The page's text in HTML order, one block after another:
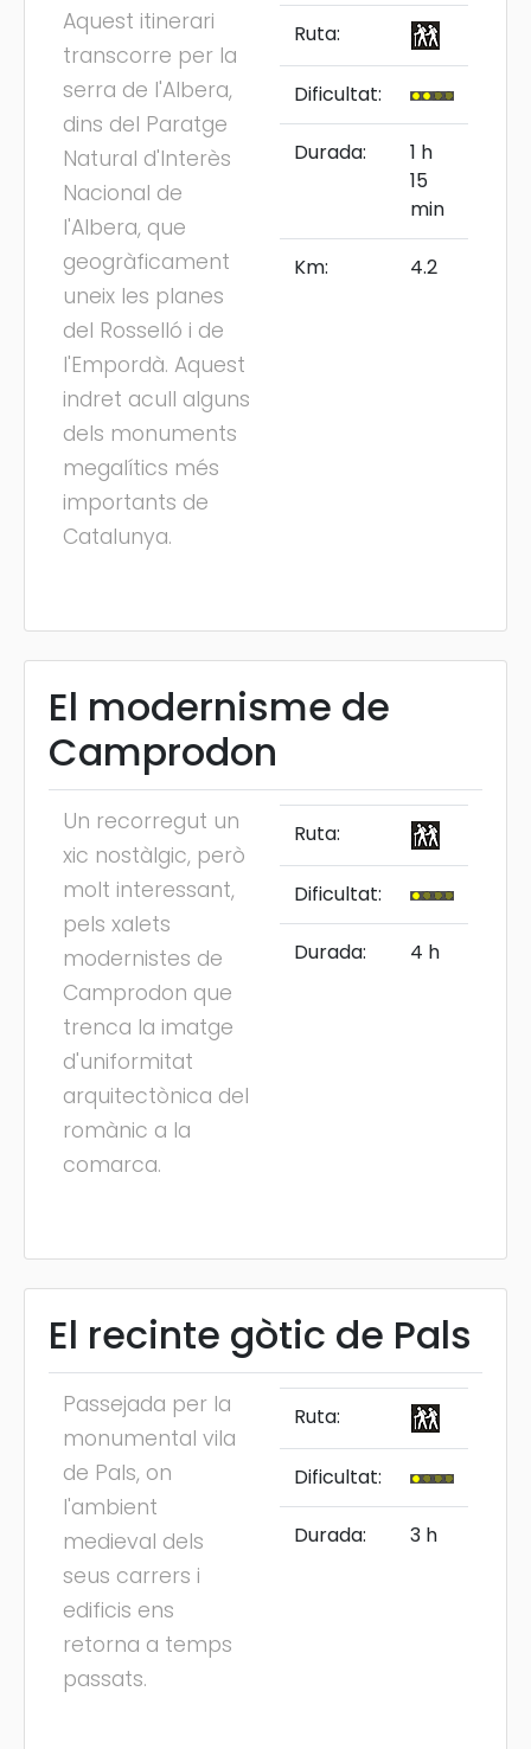
Aquest itinerari
transcorre per la
serra de l'Albera,
dins del Paratge
Natural d'Interès
Nacional de
l'Albera, que
geogràficament
uneix les planes
del Rosselló i de
l'Empordà. Aquest
indret acull alguns
dels monuments
megalítics més
importants de
Catalunya.
Ruta:
Dificultat:
Durada:
1 h
15
min
Km: 4.2
El modernisme de
Camprodon
Un recorregut un
xic nostàlgic, però
molt interessant,
pels xalets
modernistes de
Camprodon que
trenca la imatge
d'uniformitat
arquitectònica del
romànic a la
comarca.
Ruta:
Dificultat:
Durada: 4 h
El recinte gòtic de Pals
Passejada per la
monumental vila
de Pals, on
l'ambient
medieval dels
seus carrers i
edificis ens
retorna a temps
passats.
Ruta:
Dificultat:
Durada: 3 h